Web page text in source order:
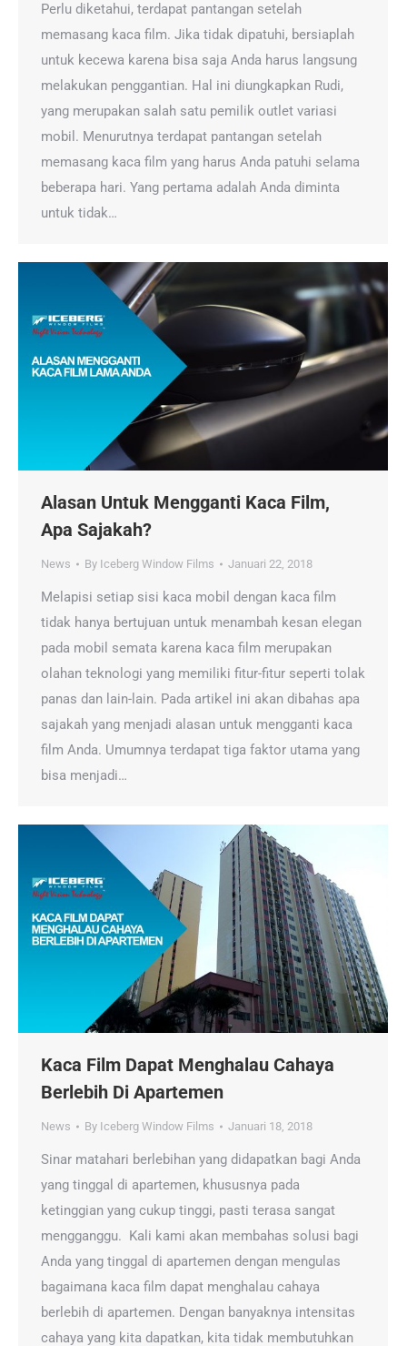
Perlu diketahui, terdapat pantangan setelah
memasang kaca film. Jika tidak dipatuhi, bersiaplah
untuk kecewa karena bisa saja Anda harus langsung
melakukan penggantian. Hal ini diungkapkan Rudi,
yang merupakan salah satu pemilik outlet variasi
mobil. Menurutnya terdapat pantangan setelah
memasang kaca film yang harus Anda patuhi selama
beberapa hari. Yang pertama adalah Anda diminta
untuk tidak…
Alasan Untuk Mengganti Kaca Film,
Apa Sajakah?
News By Iceberg Window Films Januari 22, 2018
Melapisi setiap sisi kaca mobil dengan kaca film
tidak hanya bertujuan untuk menambah kesan elegan
pada mobil semata karena kaca film merupakan
olahan teknologi yang memiliki fitur-fitur seperti tolak
panas dan lain-lain. Pada artikel ini akan dibahas apa
sajakah yang menjadi alasan untuk mengganti kaca
film Anda. Umumnya terdapat tiga faktor utama yang
bisa menjadi…
Kaca Film Dapat Menghalau Cahaya
Berlebih Di Apartemen
News By Iceberg Window Films Januari 18, 2018
Sinar matahari berlebihan yang didapatkan bagi Anda
yang tinggal di apartemen, khususnya pada
ketinggian yang cukup tinggi, pasti terasa sangat
mengganggu. Kali kami akan membahas solusi bagi
Anda yang tinggal di apartemen dengan mengulas
bagaimana kaca film dapat menghalau cahaya
berlebih di apartemen. Dengan banyaknya intensitas
cahaya yang kita dapatkan, kita tidak membutuhkan